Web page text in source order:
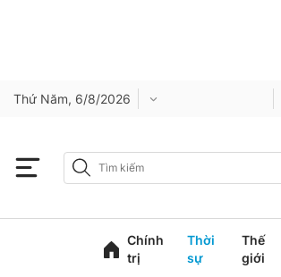
Thứ Năm, 6/8/2026
Chính
trị
Thời
sự
Thế
giới